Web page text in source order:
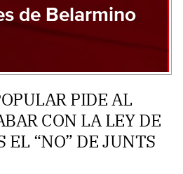
de Belarmino
PIDE AL
CON LA LEY DE
“NO” DE JUNTS